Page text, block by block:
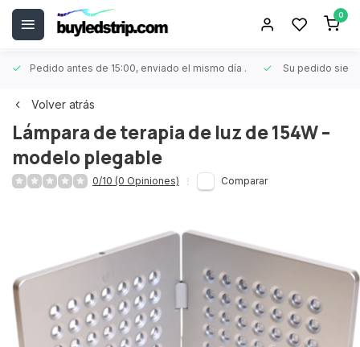
0
Pedido antes de 15:00, enviado el mismo día . Su pedido
Volver atrás
Lámpara de terapia de luz de 154W –
modelo plegable
0/10 (0 Opiniones) Comparar